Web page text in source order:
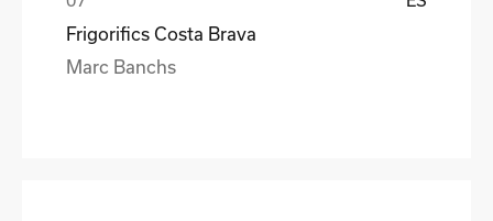
Frigorifics Costa Brava
Marc Banchs